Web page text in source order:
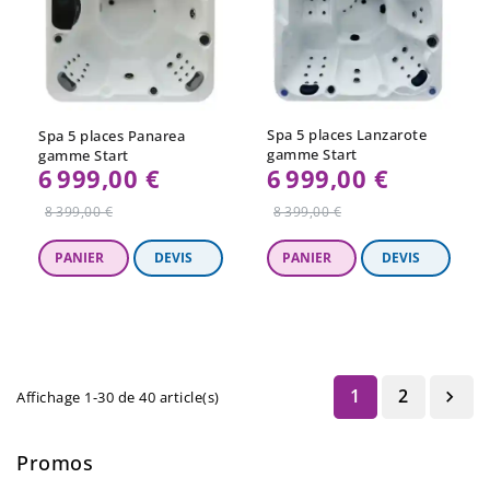
Spa 5 places Panarea
gamme Start
6 999,00 €Prix
régulier
8 399,00 €
Spa 5 places Lanzarote
gamme Start
6 999,00 €Prix
régulier
8 399,00 €
Affichage 1-30 de 40 article(s) 1 2 
Promos